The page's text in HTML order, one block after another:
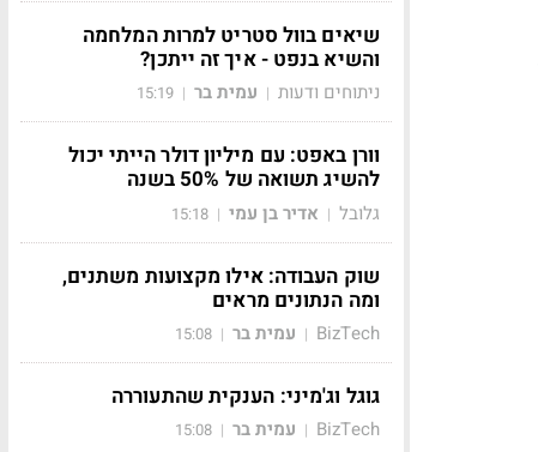
שיאים בוול סטריט למרות המלחמה
והשיא בנפט - איך זה ייתכן?
ניתוחים ודעות | עמית בר |
15:19
וורן באפט: עם מיליון דולר הייתי יכול
להשיג תשואה של 50% בשנה
גלובל | אדיר בן עמי |
15:18
שוק העבודה: אילו מקצועות משתנים,
ומה הנתונים מראים
BizTech
| עמית בר |
15:08
גוגל וג'מיני: הענקית שהתעוררה
BizTech
| עמית בר |
15:08